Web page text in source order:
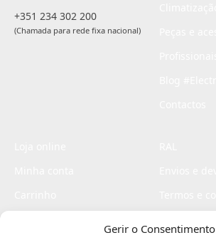
Gerir o Consentimento
+351 234 302 200
(Chamada para rede fixa nacional)